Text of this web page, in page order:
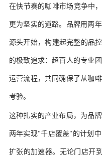
在快节奏的咖啡市场竞争中，
更为坚实的道路。品牌用两
源头开始，构建起完整的品
的极致追求：超百人的专业
运营流程，共同确保了从咖
考验。
这种扎实的产业布局，为品
两年实现"千店覆盖" 的计划
扩张的加速器。无论门店开